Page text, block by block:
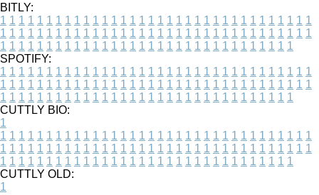
BITLY:
1 1 1 1 1 1 1 1 1 1 1 1 1 1 1 1 1 1 1 1 1 1 1 1 1 1 1 1 1 1 1 1 1 1
1 1 1 1 1 1 1 1 1 1 1 1 1 1 1 1 1 1 1 1 1 1 1 1 1 1 1 1 1 1 1 1 1 1
1 1 1 1 1 1 1 1 1 1 1 1 1 1 1 1 1 1 1 1 1 1 1 1 1 1 1 1 1 1 1 1
SPOTIFY:
1 1 1 1 1 1 1 1 1 1 1 1 1 1 1 1 1 1 1 1 1 1 1 1 1 1 1 1 1 1 1 1 1 1
1 1 1 1 1 1 1 1 1 1 1 1 1 1 1 1 1 1 1 1 1 1 1 1 1 1 1 1 1 1 1 1 1 1
1 1 1 1 1 1 1 1 1 1 1 1 1 1 1 1 1 1 1 1 1 1 1 1 1 1 1 1 1 1 1 1
CUTTLY BIO:
1
1 1 1 1 1 1 1 1 1 1 1 1 1 1 1 1 1 1 1 1 1 1 1 1 1 1 1 1 1 1 1 1 1 1
1 1 1 1 1 1 1 1 1 1 1 1 1 1 1 1 1 1 1 1 1 1 1 1 1 1 1 1 1 1 1 1 1 1
1 1 1 1 1 1 1 1 1 1 1 1 1 1 1 1 1 1 1 1 1 1 1 1 1 1 1 1 1 1 1 1
CUTTLY OLD:
1